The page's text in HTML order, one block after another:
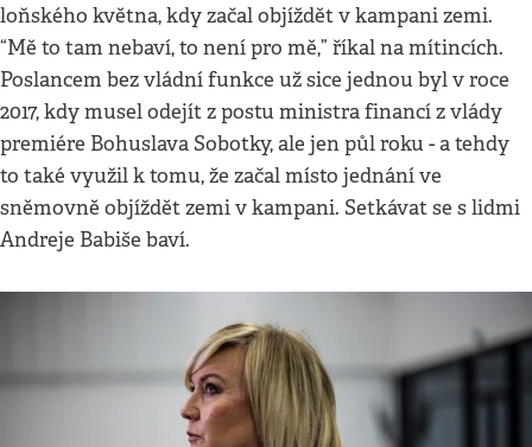
loňského května, kdy začal objíždět v kampani zemi.
“Mě to tam nebaví, to není pro mě,” říkal na mítincích.
Poslancem bez vládní funkce už sice jednou byl v roce
2017, kdy musel odejít z postu ministra financí z vlády
premiére Bohuslava Sobotky, ale jen půl roku - a tehdy
to také využil k tomu, že začal místo jednání ve
sněmovně objíždět zemi v kampani. Setkávat se s lidmi
Andreje Babiše baví.